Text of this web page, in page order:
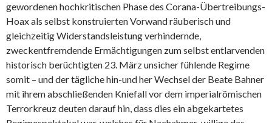
gewordenen hochkritischen Phase des Corana-Übertreibungs-
Hoax als selbst konstruierten Vorwand räuberisch und
gleichzeitig Widerstandsleistung verhindernde,
zweckentfremdende Ermächtigungen zum selbst entlarvenden
historisch berüchtigten 23. März unsicher fühlende Regime
somit – und der tägliche hin-und her Wechsel der Beate Bahner
mit ihrem abschließenden Kniefall vor dem imperialrömischen
Terrorkreuz deuten darauf hin, dass dies ein abgekartetes